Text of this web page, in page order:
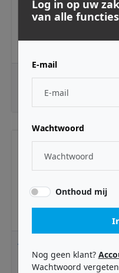
Arturia Arturia Astrolab
€ 1.599,00
Log in op uw
van alle
E-mail
Wachtwoord
Onthoud mij
Nog geen klant?
Wachtwoord